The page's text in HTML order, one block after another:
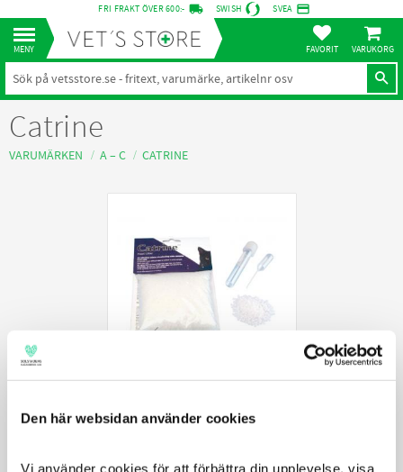
Den här websidan använder cookies
Vi använder cookies för att förbättra din upplevelse, visa
Meny
FRI FRAKT ÖVER 600:- local_shipping SWISH SVEA credit_card
FAVORITER
Catrine
VARUMÄRKEN A – C CATRINE
Catrine pärlgrus